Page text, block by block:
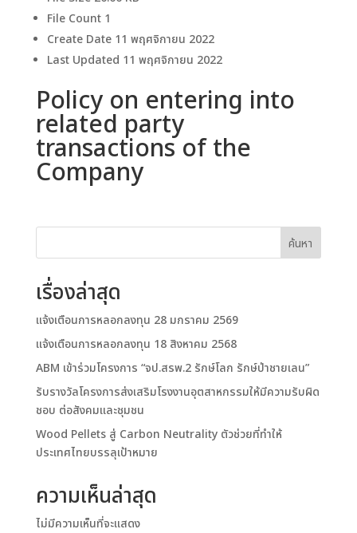
File Count 1
Create Date 11 พฤศจิกายน 2022
Last Updated 11 พฤศจิกายน 2022
Policy on entering into
related party
transactions of the
Company
ค้นหา
เรื่องล่าสุด
แจ้งเตือนการหลอกลงทุน 28 มกราคม 2569
แจ้งเตือนการหลอกลงทุน 18 สิงหาคม 2568
ABM เข้าร่วมโครงการ “จป.สรพ.2 รักษ์โลก รักษ์ป่าชายเลน”
รับรางวัลโครงการส่งเสริมโรงงานอุตสาหกรรมให้มีความรับผิด
ชอบ ต่อสังคมและชุมชน
Wood Pellets สู่ Carbon Neutrality ตัวช่วยที่ทำให้
ประเทศไทยบรรลุเป้าหมาย
ความเห็นล่าสุด
ไม่มีความเห็นที่จะแสดง